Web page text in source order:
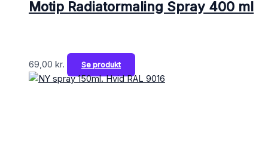
Motip Radiatormaling Spray 400 ml
69,00 kr. Se produkt